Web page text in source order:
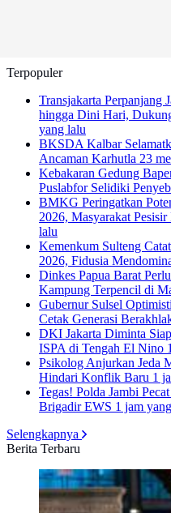
Terpopuler
Transjakarta Perpanjang
hingga Dini Hari,
yang lalu
BKSDA Kalbar
Ancaman Karhutla 23
Kebakaran Gedung
Puslabfor Selidiki
BMKG Peringatkan
2026, Masyarakat
lalu
Kemenkum Sulteng
2026, Fidusia
Dinkes Papua Barat
Kampung Terpencil di
Gubernur Sulsel
Cetak Generasi
DKI Jakarta Diminta
ISPA di Tengah El Nino
Psikolog Anjurkan Jeda
Hindari Konflik Baru 1
Tegas! Polda Jambi
Brigadir EWS 1 jam
Selengkapnya
Berita Terbaru